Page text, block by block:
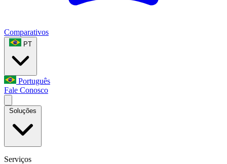
Comparativos
PT
Português
Fale Conosco
Soluções
Serviços